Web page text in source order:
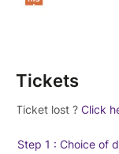
Tickets